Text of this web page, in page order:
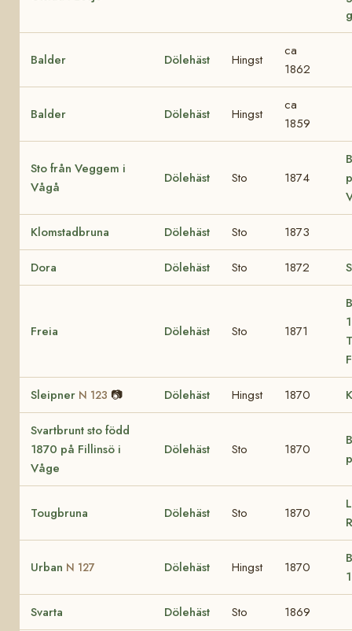
Balder Dölehäst Hingst
ca
1862
Balder Dölehäst Hingst
ca
1859
Sto från Veggem i
Vågå
Dölehäst Sto 1874
Klomstadbruna Dölehäst Sto 1873
Dora Dölehäst Sto 1872
Freia Dölehäst Sto 1871
Sleipner N 123 📷 Dölehäst Hingst 1870
Svartbrunt sto född
1870 på Fillinsö i
Våge
Dölehäst Sto 1870
Tougbruna Dölehäst Sto 1870
Urban N 127 Dölehäst Hingst 1870
Svarta Dölehäst Sto 1869